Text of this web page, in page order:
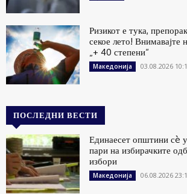
Ризикот е тука,
секое лето! Внимавајте
„+ 40 степени“
Македонија 03.08.2026
ПОСЛЕДНИ ВЕСТИ
Единаесет општини сè
пари на избирачките
избори
Македонија 06.08.2026